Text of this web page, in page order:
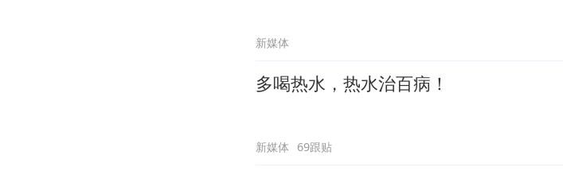
新媒体
多喝热水，热水治百病！
新媒体 69跟贴